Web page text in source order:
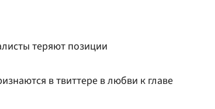
теряют позиции
в твиттере в любви к главе